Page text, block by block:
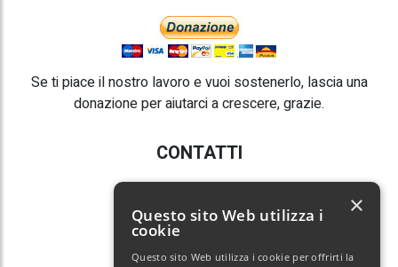
Se ti piace il nostro lavoro e vuoi sostenerlo, lascia una
donazione per aiutarci a crescere, grazie.
CONTATTI
E-mail:info@poochy.it
Questo sito Web utilizza i
cookie
Questo sito Web utilizza i cookie per offrirti la
×